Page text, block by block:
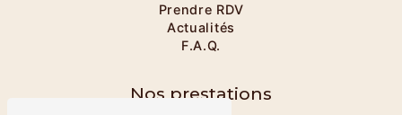
Prendre RDV
Actualités
F.A.Q.
Nos prestations